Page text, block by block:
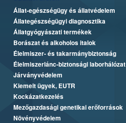
Állat-egészségügy és állatvédelem
Állategészségügyi diagnosztika
Állatgyógyászati termékek
Borászat és alkoholos italok
Élelmiszer- és takarmánybiztonság
Élelmiszerlánc-biztonsági laborhálózat
Járványvédelem
Kiemelt ügyek, EUTR
Kockázatkezelés
Mezőgazdasági genetikai erőforrások
Növényvédelem